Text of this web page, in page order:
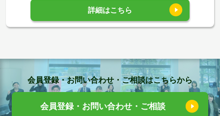
詳細はこちら
会員登録・お問い合わせ・ご相談はこちらから
会員登録・お問い合わせ・ご相談